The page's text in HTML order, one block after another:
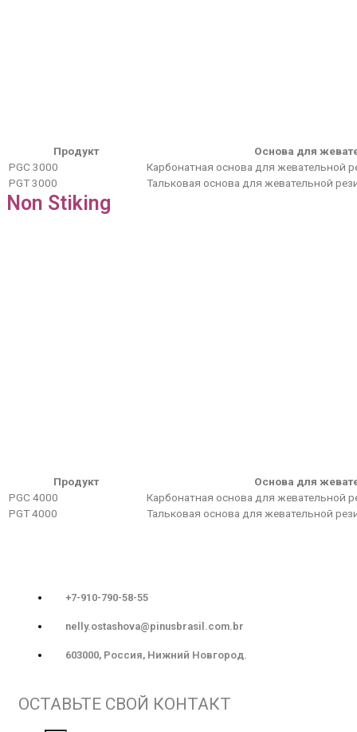
Продукт
Основа для
PGC 3000
Карбонатная основа для жевательной
PGT 3000
Тальковая основа для жевательной
Non Stiking
Продукт
Основа для
PGC 4000
Карбонатная основа для жевательной
PGT 4000
Тальковая основа для жевательной
+7-910-790-58-55
nelly.ostashova@pinusbrasil.com.br
603000, Россия, Нижний Новгород.
ОСТАВЬТЕ СВОЙ КОНТАКТ